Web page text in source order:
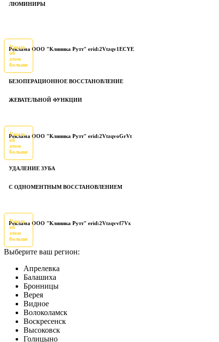
ЛЮМИНИРЫ
Реклама ООО "Клиника Рутт" erid:2Vtzqv1ECYE
Узнать
об
этом
больше
БЕЗОПЕРАЦИОННОЕ ВОССТАНОВЛЕНИЕ
ЖЕВАТЕЛЬНОЙ ФУНКЦИИ
Реклама ООО "Клиника Рутт" erid:2VtzqvoGrVt
Узнать
об
этом
больше
УДАЛЕНИЕ ЗУБА
С ОДНОМЕНТНЫМ ВОССТАНОВЛЕНИЕМ
Реклама ООО "Клиника Рутт" erid:2Vtzqvvf7Vx
Узнать
об
этом
больше
Выберите ваш регион:
Апрелевка
Балашиха
Бронницы
Верея
Видное
Волоколамск
Воскресенск
Высоковск
Голицыно